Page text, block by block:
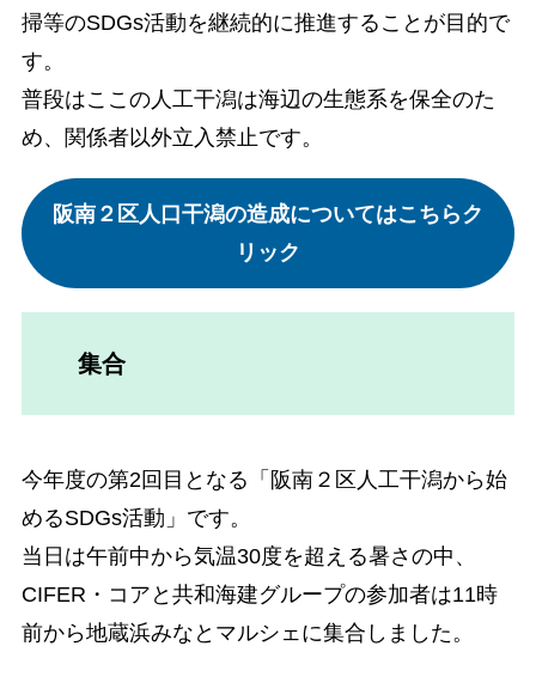
掃等のSDGs活動を継続的に推進することが目的で
す。
普段はここの人工干潟は海辺の生態系を保全のた
め、関係者以外立入禁止です。
阪南２区人口干潟の造成についてはこちらク
リック
集合
今年度の第2回目となる「阪南２区人工干潟から始
めるSDGs活動」です。
当日は午前中から気温30度を超える暑さの中、
CIFER・コアと共和海建グループの参加者は11時
前から地蔵浜みなとマルシェに集合しました。